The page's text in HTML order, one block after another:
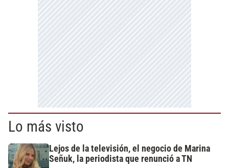
Lo más visto
Lejos de la televisión, el negocio de Marina
Señuk, la periodista que renunció a TN